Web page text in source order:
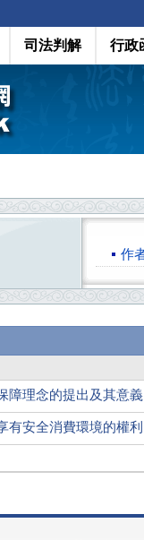
司法判解 行政
作
障理念的提出及其意義
有安全消費環境的權利